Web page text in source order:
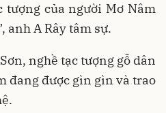
tượng của người Mơ Nâm
anh A Rây tâm sự.
nghề tạc tượng gỗ dân
đang được gìn gìn và trao